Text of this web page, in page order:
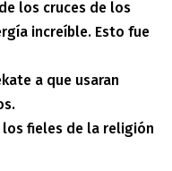
los cruces de los
increíble. Esto fue
a que usaran
los fieles de la religión